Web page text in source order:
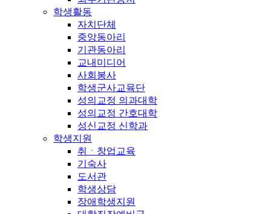
학생활동
자치단체
중앙동아리
기관동아리
교내미디어
사회봉사
학생군사교육단
성의교정 의과대학
성의교정 간호대학
성신교정 신학과
학생지원
취ㆍ창업교육
기숙사
도서관
학생상담
장애학생지원